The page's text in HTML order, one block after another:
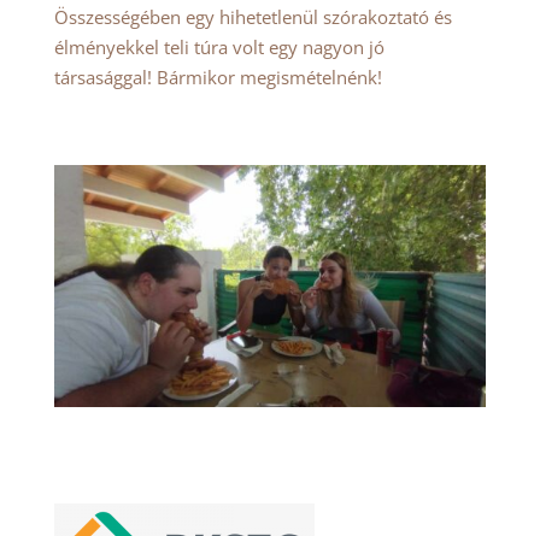
Összességében egy hihetetlenül szórakoztató és
élményekkel teli túra volt egy nagyon jó
társasággal! Bármikor megismételnénk!